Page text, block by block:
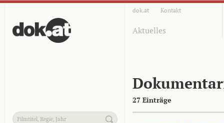
dok.at Kontakt
Aktuelles
27 Einträge